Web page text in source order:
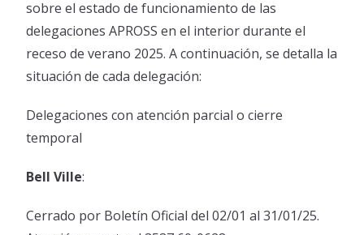
Vacuna contra el Dengue
Vacuna contra el dengue – 4 cuotas con Bancor.
Plataforma de validación Odontológica
Reclamos Preliquidaciones
sobre el estado de funcionamiento de las
delegaciones APROSS en el interior durante el
receso de verano 2025. A continuación, se detalla la
situación de cada delegación:
Delegaciones con atención parcial o cierre
temporal
Bell Ville:
Cerrado por Boletín Oficial del 02/01 al 31/01/25.